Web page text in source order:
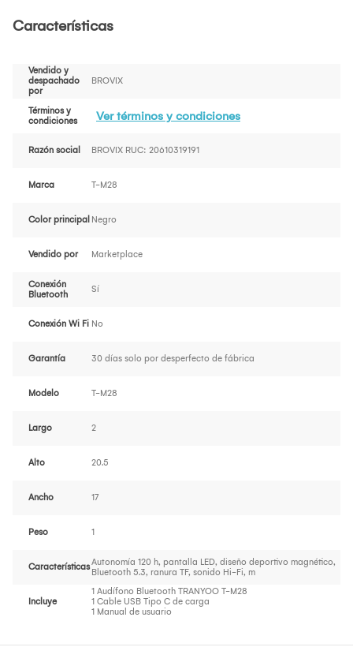
Características
Vendido y
despachado
por
BROVIX
Términos y
condiciones
Ver términos y condiciones
Razón social BROVIX RUC: 20610319191
Marca T-M28
Color principal Negro
Vendido por Marketplace
Conexión
Bluetooth
Sí
Conexión Wi Fi No
Garantía 30 días solo por desperfecto de fábrica
Modelo T-M28
Largo 2
Alto 20.5
Ancho 17
Peso 1
CaracterísticasAutonomía 120 h, pantalla LED, diseño deportivo magnético,
Bluetooth 5.3, ranura TF, sonido Hi-Fi, m
Incluye
1 Audífono Bluetooth TRANYOO T-M28
1 Cable USB Tipo C de carga
1 Manual de usuario